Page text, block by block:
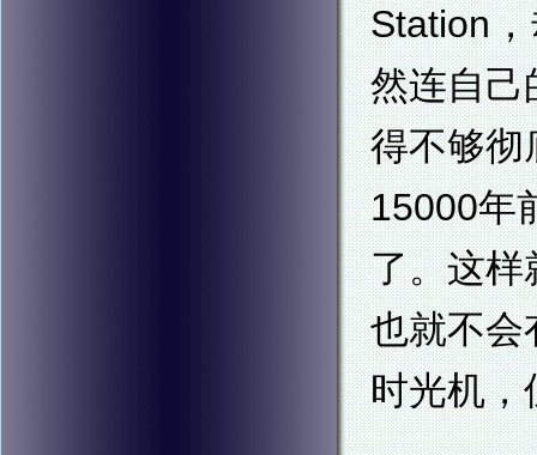
Station
然连自己
得不够彻
15000年
了。这样
也就不会
时光机，